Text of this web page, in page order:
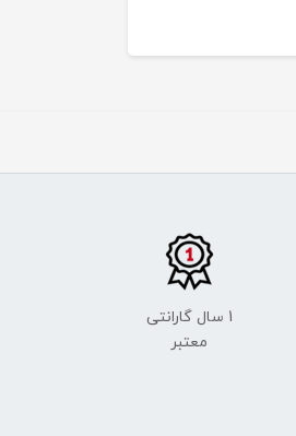
1 سال گارانتی
معتبر